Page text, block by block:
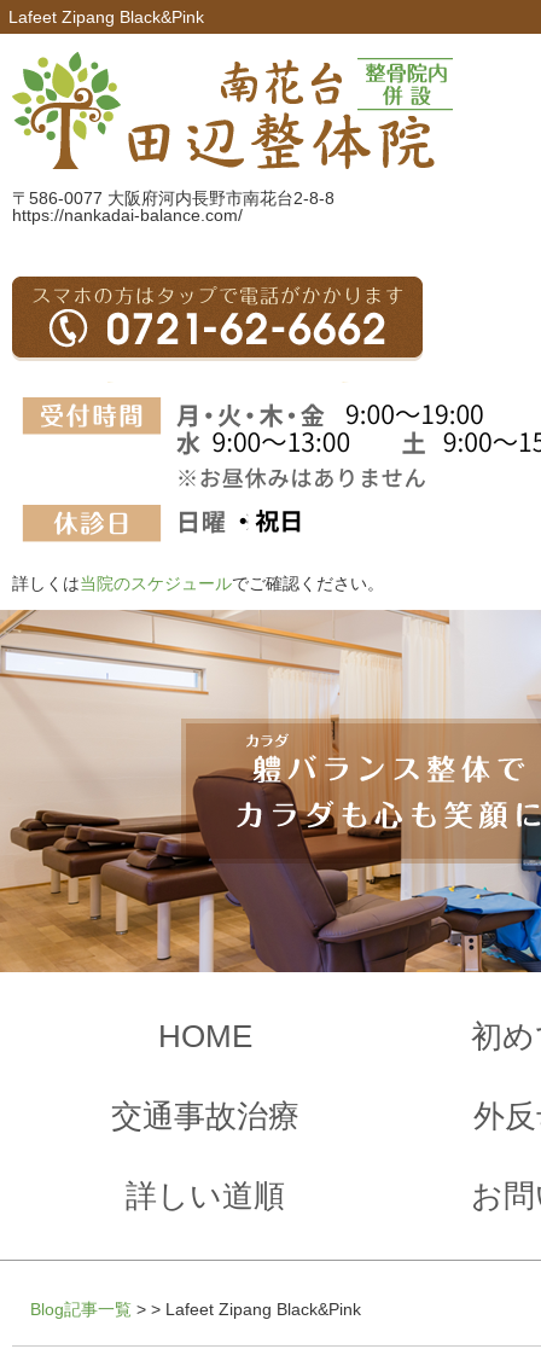
Lafeet Zipang Black&Pink
〒586-0077 大阪府河内長野市南花台2-8-8
https://nankadai-balance.com/
詳しくは当院のスケジュールでご確認ください。
HOME 初
交通事故治療 外
詳しい道順 お
Blog記事一覧 > > Lafeet Zipang Black&Pink